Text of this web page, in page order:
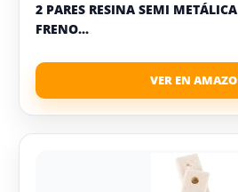
2 PARES RESINA SEMI
FRENO...